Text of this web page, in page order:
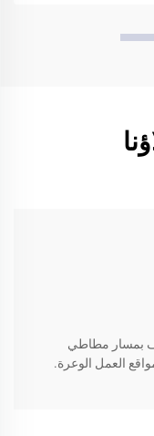
بمسار مطاطي
العمل الوعرة.